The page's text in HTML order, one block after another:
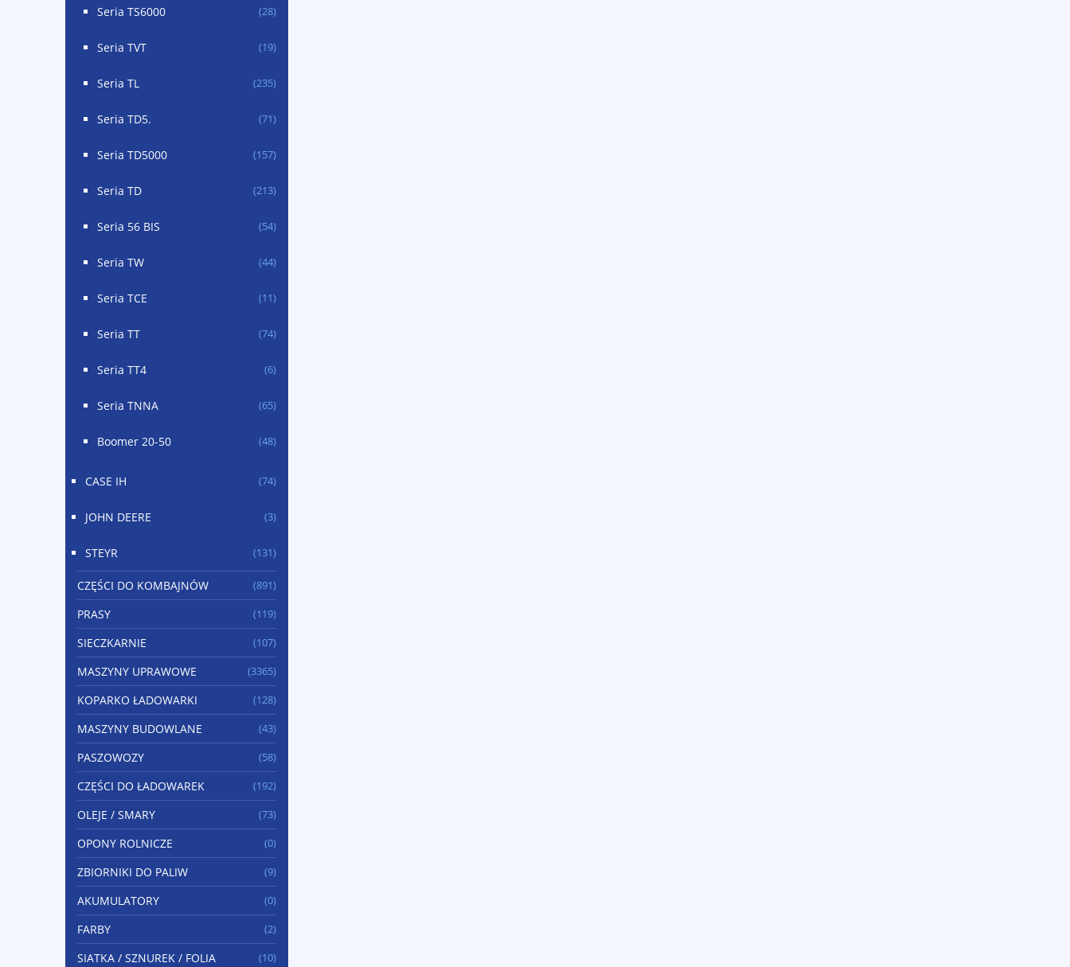
Seria TS6000 (28)
Seria TVT (19)
Seria TL (235)
Seria TD5. (71)
Seria TD5000 (157)
Seria TD (213)
Seria 56 BIS (54)
Seria TW (44)
Seria TCE (11)
Seria TT (74)
Seria TT4 (6)
Seria TNNA (65)
Boomer 20-50 (48)
CASE IH (74)
JOHN DEERE (3)
STEYR (131)
CZĘŚCI DO KOMBAJNÓW (891)
PRASY (119)
SIECZKARNIE (107)
MASZYNY UPRAWOWE (3365)
KOPARKO ŁADOWARKI (128)
MASZYNY BUDOWLANE (43)
PASZOWOZY (58)
CZĘŚCI DO ŁADOWAREK (192)
OLEJE / SMARY (73)
OPONY ROLNICZE (0)
ZBIORNIKI DO PALIW (9)
AKUMULATORY (0)
FARBY (2)
SIATKA / SZNUREK / FOLIA (10)